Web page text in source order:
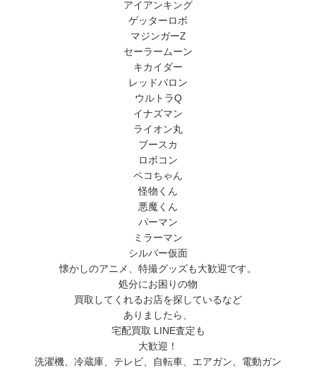
アイアンキング
ゲッターロボ
マジンガーZ
セーラームーン
キカイダー
レッドバロン
ウルトラQ
イナズマン
ライオン丸
ブースカ
ロボコン
ペコちゃん
怪物くん
悪魔くん
パーマン
ミラーマン
シルバー仮面
懐かしのアニメ、特撮グッズも大歓迎です。
処分にお困りの物
買取してくれるお店を探しているなど
ありましたら、
宅配買取 LINE査定も
大歓迎！
洗濯機、冷蔵庫、テレビ、自転車、エアガン、電動ガン